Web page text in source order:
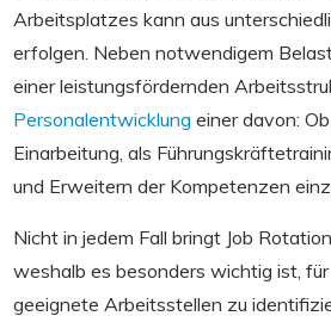
Arbeitsplatzes kann aus
erfolgen. Neben notwendigem
einer leistungsfördernden
Personalentwicklung einer davon:
Einarbeitung, als
und Erweitern der Kompetenzen
Nicht in jedem Fall bringt Job
weshalb es besonders wichtig ist,
geeignete Arbeitsstellen zu